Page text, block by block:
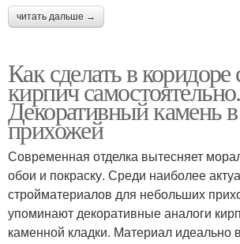
читать дальше →
Как сделать в коридоре
кирпич самостоятельно.
Декоративный камень
прихожей
Современная отделка вытесняет
обои и покраску. Среди наиболее
стройматериалов для небольших
упоминают декоративные аналоги
каменной кладки. Материал идеально